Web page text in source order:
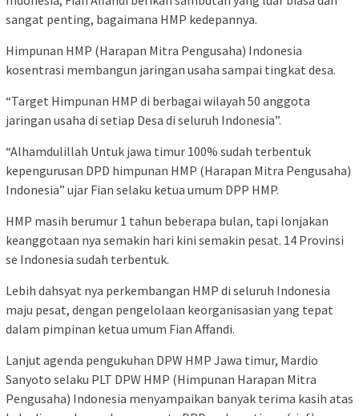
sangat penting, bagaimana HMP kedepannya.
Himpunan HMP (Harapan Mitra Pengusaha) Indonesia
kosentrasi membangun jaringan usaha sampai tingkat desa.
“Target Himpunan HMP di berbagai wilayah 50 anggota
jaringan usaha di setiap Desa di seluruh Indonesia”.
“Alhamdulillah Untuk jawa timur 100% sudah terbentuk
kepengurusan DPD himpunan HMP (Harapan Mitra Pengusaha)
Indonesia” ujar Fian selaku ketua umum DPP HMP.
HMP masih berumur 1 tahun beberapa bulan, tapi lonjakan
keanggotaan nya semakin hari kini semakin pesat. 14 Provinsi
se Indonesia sudah terbentuk.
Lebih dahsyat nya perkembangan HMP di seluruh Indonesia
maju pesat, dengan pengelolaan keorganisasian yang tepat
dalam pimpinan ketua umum Fian Affandi.
Lanjut agenda pengukuhan DPW HMP Jawa timur, Mardio
Sanyoto selaku PLT DPW HMP (Himpunan Harapan Mitra
Pengusaha) Indonesia menyampaikan banyak terima kasih atas